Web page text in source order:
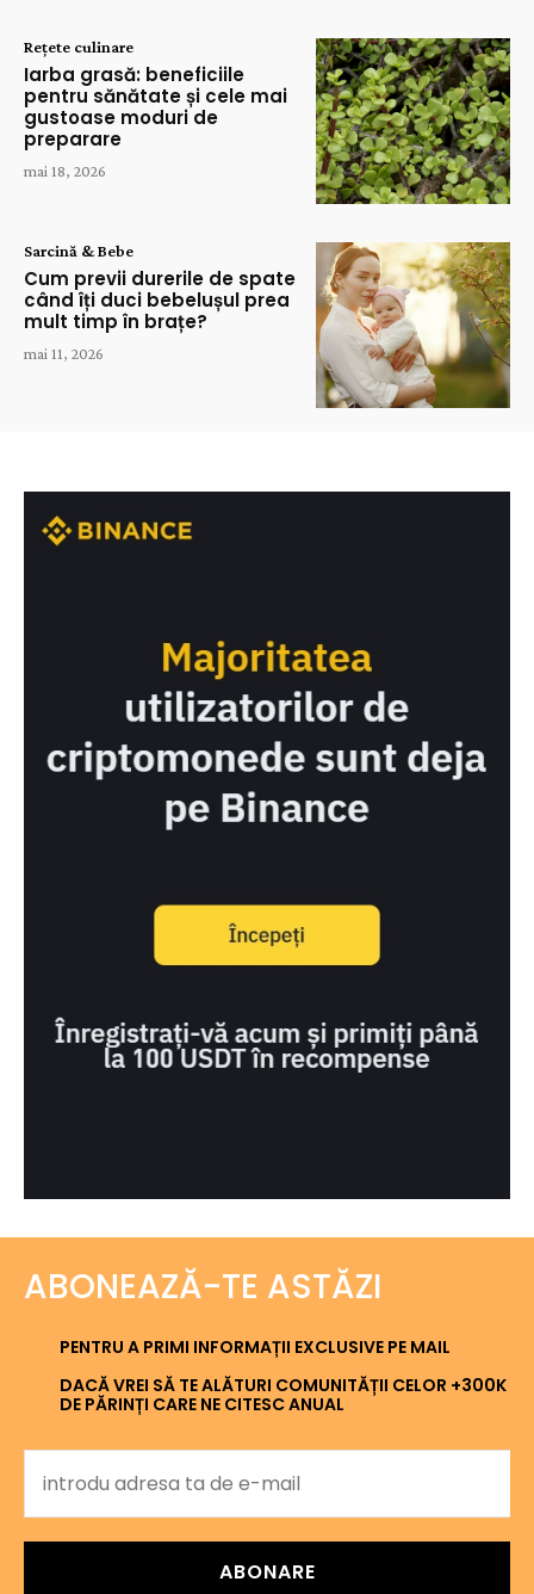
Rețete culinare
Iarba grasă: beneficiile
pentru sănătate și cele mai
gustoase moduri de
preparare
mai 18, 2026
Sarcină & Bebe
Cum previi durerile de spate
când îți duci bebelușul prea
mult timp în brațe?
mai 11, 2026
ABONEAZĂ-TE ASTĂZI
PENTRU A PRIMI INFORMAȚII EXCLUSIVE PE MAIL
DACĂ VREI SĂ TE ALĂTURI COMUNITĂȚII CELOR +300K
DE PĂRINȚI CARE NE CITESC ANUAL
ABONARE